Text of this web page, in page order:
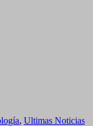
, Ultimas Noticias